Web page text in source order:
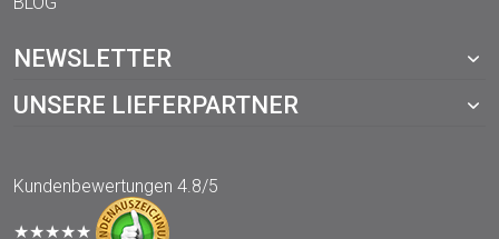
NEWSLETTER
UNSERE LIEFERPARTNER
Kundenbewertungen 4.8/5
★★★★★